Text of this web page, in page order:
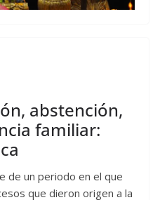
abstención,
familiar:
un periodo en el que
que dieron origen a la